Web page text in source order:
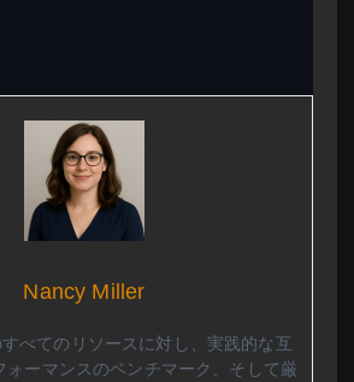
Nancy Miller
べてのリソースに対し、実践的な互
ォーマンスのベンチマーク、そして厳